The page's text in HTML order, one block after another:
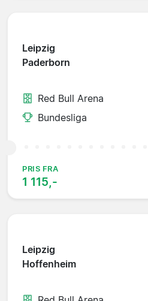
Leipzig
Paderborn
Red Bull Arena
Bundesliga
PRIS FRA
1 115,-
Leipzig
Hoffenheim